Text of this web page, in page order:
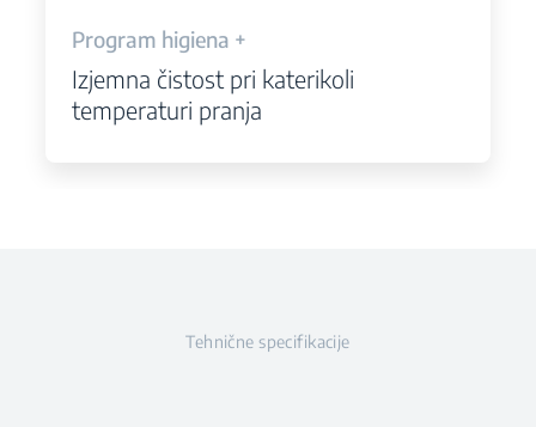
Program higiena +
Izjemna čistost pri katerikoli
temperaturi pranja
Tehnične specifikacije